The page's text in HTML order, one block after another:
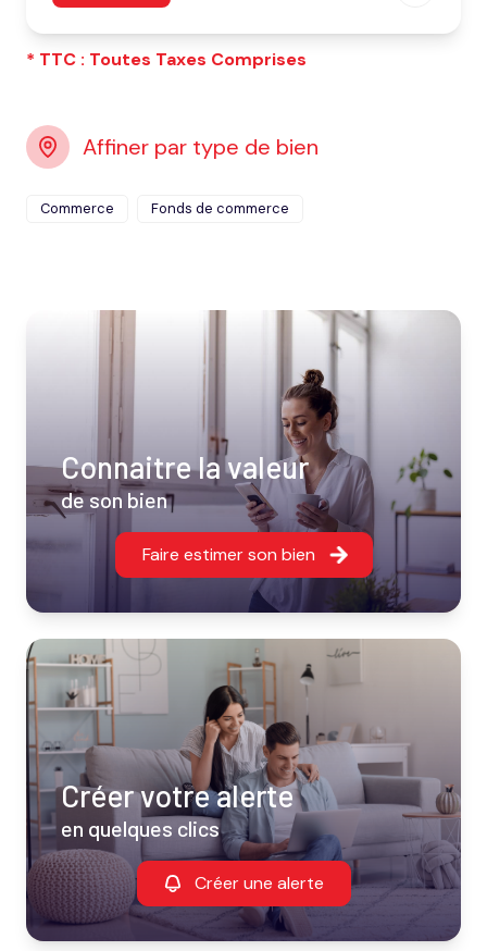
* TTC : Toutes Taxes Comprises
Affiner par type de bien
Commerce Fonds de commerce
Connaitre la valeur
de son bien
Faire estimer son bien
Créer votre alerte
en quelques clics
Créer une alerte